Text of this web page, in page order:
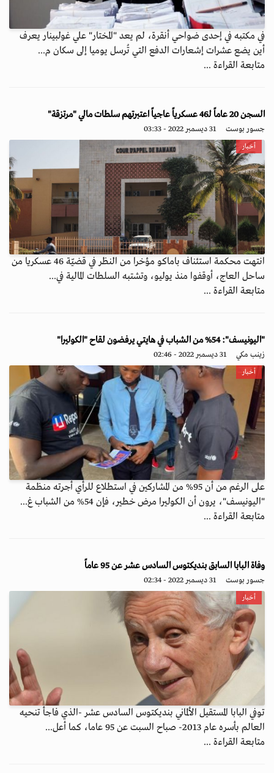
في مكتبه في إحدى ضواحي أنقرة، لم يعد "المختار" علي غولبينار يعرف
أين يضع عشرات إشعارات الدفع التي تُرسل يوميا إلى سكان م...
متابعة القراءة ...
السجن 20 عاماً لـ46 عسكرياً عاجياً اعتبرتهم سلطات مالي "مرتزقة"
جسور بوست 31 ديسمبر 2022 - 03:33
أخبار
انتهت محكمة استئناف باماكو مؤخرا من النظر في قضيّة 46 عسكريا من
ساحل العاج، أوقفوا منذ يوليو، وتشتبه السلطات المالية في...
متابعة القراءة ...
"اليونيسف": 54% من الشباب في هايتي يرفضون لقاح "الكوليرا"
زينب مكي 31 ديسمبر 2022 - 02:46
أخبار
على الرغم من أن 95% من المشاركين في استطلاع للرأي أجرته منظمة
"اليونيسف"، يرون أن الكوليرا مرض خطير، فإن 54% من الشباب غ...
متابعة القراءة ...
وفاة البابا السابق بنديكتوس السادس عشر عن 95 عاماً
جسور بوست 31 ديسمبر 2022 - 02:34
أخبار
توفي البابا المستقيل الألماني بنديكتوس السادس عشر -الذي فاجأ تنحيه
العالم بأسره عام 2013- صباح السبت عن 95 عاما، كما أعل...
متابعة القراءة ...